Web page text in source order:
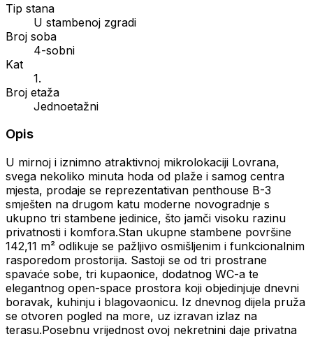
Tip stana
U stambenoj zgradi
Broj soba
4-sobni
Kat
1.
Broj etaža
Jednoetažni
Opis
U mirnoj i iznimno atraktivnoj mikrolokaciji Lovrana,
svega nekoliko minuta hoda od plaže i samog centra
mjesta, prodaje se reprezentativan penthouse B-3
smješten na drugom katu moderne novogradnje s
ukupno tri stambene jedinice, što jamči visoku razinu
privatnosti i komfora.Stan ukupne stambene površine
142,11 m² odlikuje se pažljivo osmišljenim i funkcionalnim
rasporedom prostorija. Sastoji se od tri prostrane
spavaće sobe, tri kupaonice, dodatnog WC-a te
elegantnog open-space prostora koji objedinjuje dnevni
boravak, kuhinju i blagovaonicu. Iz dnevnog dijela pruža
se otvoren pogled na more, uz izravan izlaz na
terasu.Posebnu vrijednost ovoj nekretnini daje privatna